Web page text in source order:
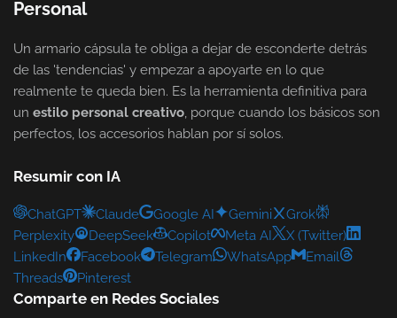
Personal
Un armario cápsula te obliga a dejar de esconderte detrás
de las 'tendencias' y empezar a apoyarte en lo que
realmente te queda bien. Es la herramienta definitiva para
un estilo personal creativo, porque cuando los básicos son
perfectos, los accesorios hablan por sí solos.
Resumir con IA
ChatGPT Claude Google AI Gemini
Grok
Perplexity
DeepSeek Copilot Meta AI
X (Twitter)
LinkedIn
Facebook Telegram WhatsApp
Email
Threads
Pinterest
Comparte en Redes Sociales